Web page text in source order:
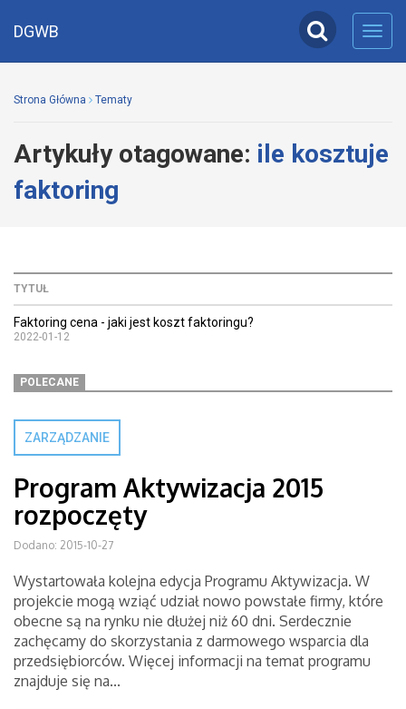
DGWB
Strona Główna Tematy
Artykuły otagowane: ile kosztuje
faktoring
TYTUŁ
Faktoring cena - jaki jest koszt faktoringu?
2022-01-12
POLECANE
ZARZĄDZANIE
Program Aktywizacja 2015
rozpoczęty
Dodano: 2015-10-27
Wystartowała kolejna edycja Programu Aktywizacja. W
projekcie mogą wziąć udział nowo powstałe firmy, które
obecne są na rynku nie dłużej niż 60 dni. Serdecznie
zachęcamy do skorzystania z darmowego wsparcia dla
przedsiębiorców. Więcej informacji na temat programu
znajduje się na...